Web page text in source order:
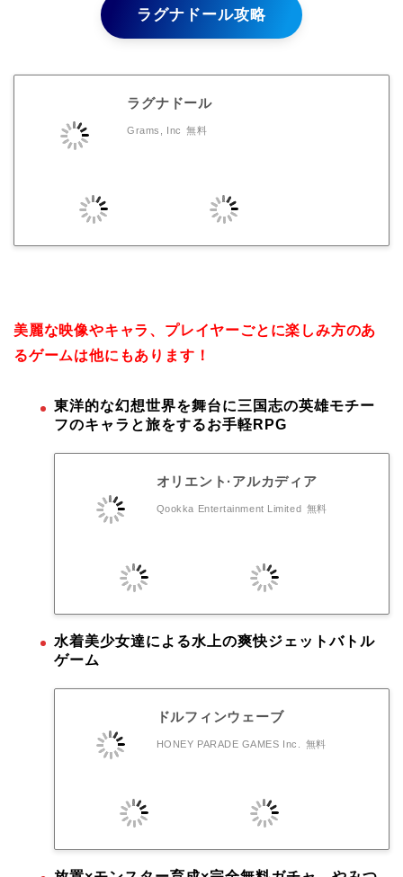
ラグナドール攻略
ラグナドール
Grams, Inc 無料
美麗な映像やキャラ、プレイヤーごとに楽しみ方のあ
るゲームは他にもあります！
東洋的な幻想世界を舞台に三国志の英雄モチー
フのキャラと旅をするお手軽RPG
オリエント·アルカディア
Qookka Entertainment Limited 無料
水着美少女達による水上の爽快ジェットバトル
ゲーム
ドルフィンウェーブ
HONEY PARADE GAMES Inc. 無料